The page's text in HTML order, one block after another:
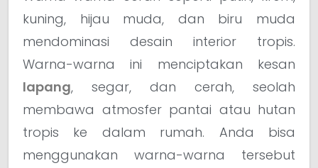
kuning, hijau muda, dan biru muda
mendominasi desain interior tropis.
Warna-warna ini menciptakan kesan
lapang, segar, dan cerah, seolah
membawa atmosfer pantai atau hutan
tropis ke dalam rumah. Anda bisa
menggunakan warna-warna tersebut